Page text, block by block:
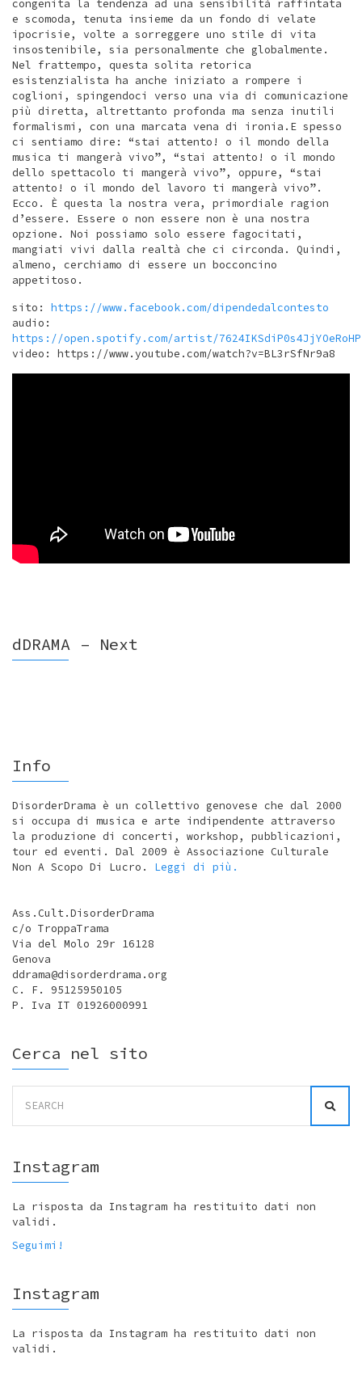
congenita la tendenza ad una sensibilità raffintata
e scomoda, tenuta insieme da un fondo di velate
ipocrisie, volte a sorreggere uno stile di vita
insostenibile, sia personalmente che globalmente.
Nel frattempo, questa solita retorica
esistenzialista ha anche iniziato a rompere i
coglioni, spingendoci verso una via di comunicazione
più diretta, altrettanto profonda ma senza inutili
formalismi, con una marcata vena di ironia.E spesso
ci sentiamo dire: “stai attento! o il mondo della
musica ti mangerà vivo”, “stai attento! o il mondo
dello spettacolo ti mangerà vivo”, oppure, “stai
attento! o il mondo del lavoro ti mangerà vivo”.
Ecco. È questa la nostra vera, primordiale ragion
d’essere. Essere o non essere non è una nostra
opzione. Noi possiamo solo essere fagocitati,
mangiati vivi dalla realtà che ci circonda. Quindi,
almeno, cerchiamo di essere un bocconcino
appetitoso.
sito: https://www.facebook.com/dipendedalcontesto
audio:
https://open.spotify.com/artist/7624IKSdiP0s4JjYOeRoHP
video: https://www.youtube.com/watch?v=BL3rSfNr9a8
dDRAMA – Next
Info
DisorderDrama è un collettivo genovese che dal 2000
si occupa di musica e arte indipendente attraverso
la produzione di concerti, workshop, pubblicazioni,
tour ed eventi. Dal 2009 è Associazione Culturale
Non A Scopo Di Lucro. Leggi di più.
Ass.Cult.DisorderDrama
c/o TroppaTrama
Via del Molo 29r 16128
Genova
ddrama@disorderdrama.org
C. F. 95125950105
P. Iva IT 01926000991
Cerca nel sito
for:
Instagram
La risposta da Instagram ha restituito dati non
validi.
Seguimi!
Instagram
La risposta da Instagram ha restituito dati non
validi.